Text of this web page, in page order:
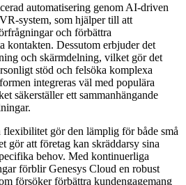
automatisering genom AI-driven
system, som hjälper till att
och förbättra
kontakten. Dessutom erbjuder det
och skärmdelning, vilket gör det
stöd och felsöka komplexa
integreras väl med populära
säkerställer ett sammanhängande
flexibilitet gör den lämplig för både små
gör att företag kan skräddarsy sina
behov. Med kontinuerliga
förblir Genesys Cloud en robust
försöker förbättra kundengagemang